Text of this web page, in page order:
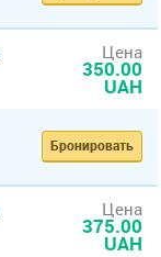
Цена
350.00
UAH
Бронировать
Цена
375.00
UAH